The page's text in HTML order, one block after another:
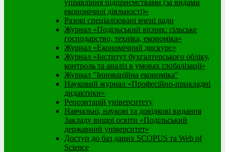
управління підприємствами (за видами
економічної діяльності)»
Разові спеціалізовані вчені ради
Журнал «Подільський вісник: сільське
господарство, техніка, економіка»
Журнал «Економічний дискурс»
Журнал «Інститут бухгалтерського обліку,
контроль та аналіз в умовах глобалізації»
Журнал "Інноваційна економіка"
Науковий журнал «Професійно-прикладні
дидактики»
Репозитарій університету
Навчальні, наукові та довідкові видання
Закладу вищої освіти «Подільський
державний університет»
Доступ до баз даних SCOPUS та Web of
Science